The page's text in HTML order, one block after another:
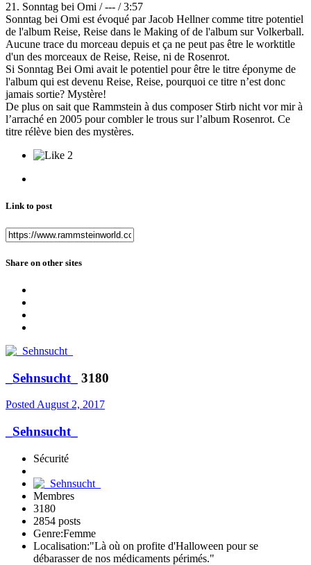
21. Sonntag bei Omi / --- / 3:57
Sonntag bei Omi est évoqué par Jacob Hellner comme titre potentiel
de l'album Reise, Reise dans le Making of de l'album sur Volkerball.
Aucune trace du morceau depuis et ça ne peut pas être le worktitle
d'un des morceaux de Reise, Reise, ni de Rosenrot.
Si Sonntag Bei Omi avait le potentiel pour être le titre éponyme de
l'album qui est devenu Reise, Reise, pourquoi ce titre n’est donc
jamais sortie? Mystère!
De plus on sait que Rammstein à dus composer Stirb nicht vor mir à
l’arraché en 2005 pour combler le trous sur l’album Rosenrot. Ce
titre rélève bien des mystères.
2
Link to post
Share on other sites
_Sehnsucht_ 3180
Posted August 2, 2017
_Sehnsucht_
Sécurité
Membres
3180
2854 posts
Genre:Femme
Localisation:"Là où on profite d'Halloween pour se
débarasser de nos médicaments périmés."